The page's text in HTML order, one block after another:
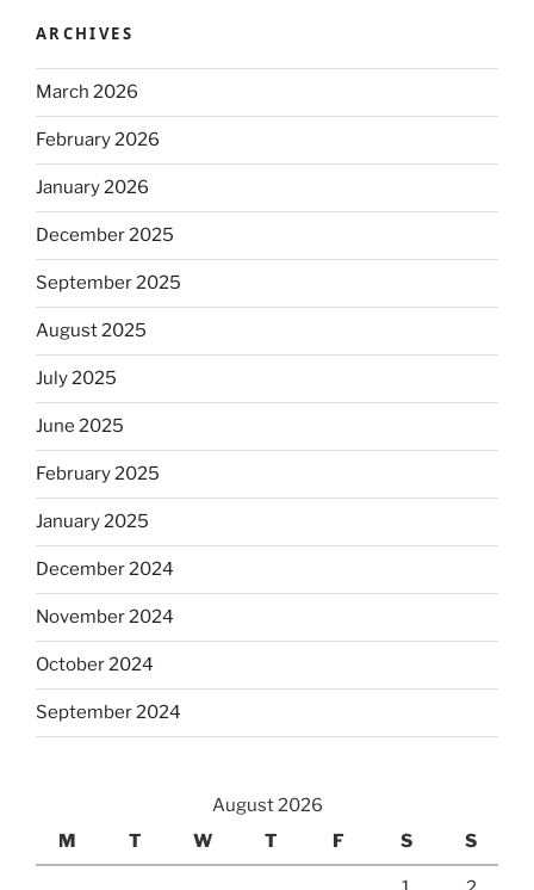
ARCHIVES
March 2026
February 2026
January 2026
December 2025
September 2025
August 2025
July 2025
June 2025
February 2025
January 2025
December 2024
November 2024
October 2024
September 2024
August 2026
M
T W T F S S